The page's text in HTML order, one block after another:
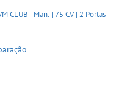
CLUB | Man. | 75 CV | 2 Portas